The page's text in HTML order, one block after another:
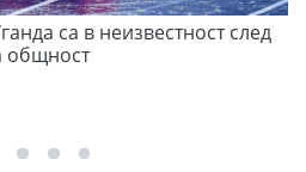
са в неизвестност след
общност